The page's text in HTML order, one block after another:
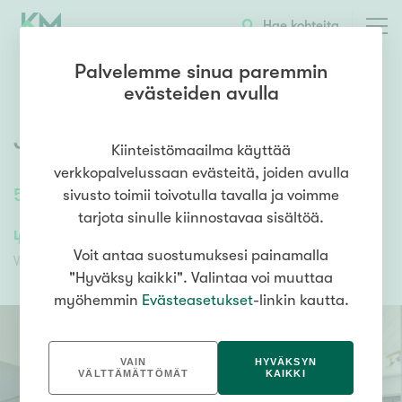
Hae kohteita
51,5 m²/51,5m² 2h+k+s
Jenunraitti 2,Nilsiä,Kuopio
45 000,00 €
Velaton hinta Myyntihinta
Palvelemme sinua paremmin
evästeiden avulla
Kiinteistömaailma käyttää
verkkopalvelussaan evästeitä, joiden avulla
sivusto toimii toivotulla tavalla ja voimme
tarjota sinulle kiinnostavaa sisältöä.
Voit antaa suostumuksesi painamalla
"Hyväksy kaikki". Valintaa voi muuttaa
myöhemmin Evästeasetukset-linkin kautta.
VAIN
VÄLTTÄMÄTTÖMÄT
HYVÄKSYN
KAIKKI